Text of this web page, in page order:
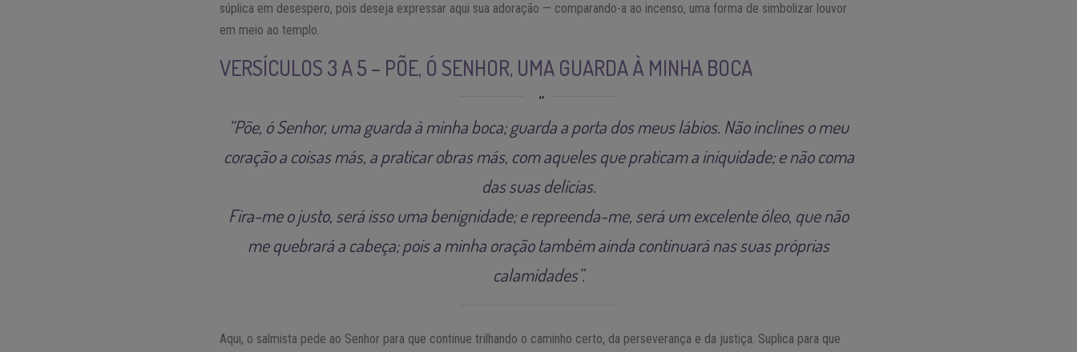
súplica em desespero, pois deseja expressar aqui sua adoração — comparando-a ao incenso, uma forma de simbolizar louvor
em meio ao templo.
VERSÍCULOS 3 A 5 – PÕE, Ó SENHOR, UMA GUARDA À MINHA BOCA
“Põe, ó Senhor, uma guarda à minha boca; guarda a porta dos meus lábios. Não inclines o meu
coração a coisas más, a praticar obras más, com aqueles que praticam a iniquidade; e não coma
das suas delícias.
Fira-me o justo, será isso uma benignidade; e repreenda-me, será um excelente óleo, que não
me quebrará a cabeça; pois a minha oração também ainda continuará nas suas próprias
calamidades”.
Aqui, o salmista pede ao Senhor para que continue trilhando o caminho certo, da perseverança e da justiça. Suplica para que